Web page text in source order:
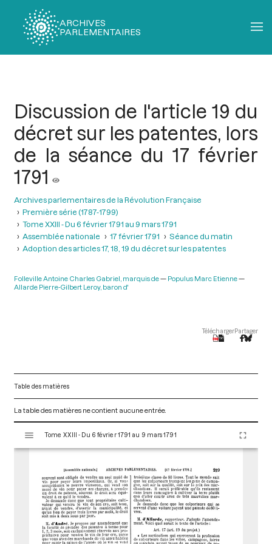
ARCHIVES
PARLEMENTAIRES
Discussion de l'article 19 du
décret sur les patentes, lors
de la séance du 17 février
1791
Archives parlementaires de la Révolution Française
Première série (1787-1799)
Tome XXIII - Du 6 février 1791 au 9 mars 1791
Assemblée nationale
17 février 1791
Séance du matin
Adoption des articles 17, 18, 19 du décret sur les patentes
Folleville Antoine Charles Gabriel, marquis de
Populus Marc Etienne
Allarde Pierre-Gilbert Leroy, baron d'
TéléchargerPartager
Table des matières
La table des matières ne contient aucune entrée.
s
Tome XXIII - Du 6 février 1791 au 9 mars 1791